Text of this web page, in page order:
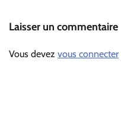
l’article
Laisser un commentaire
Vous devez vous connecter